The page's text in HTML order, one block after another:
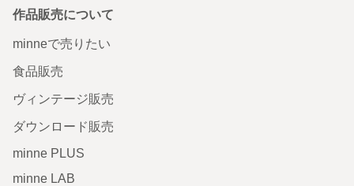
作品販売について
minneで売りたい
食品販売
ヴィンテージ販売
ダウンロード販売
minne PLUS
minne LAB